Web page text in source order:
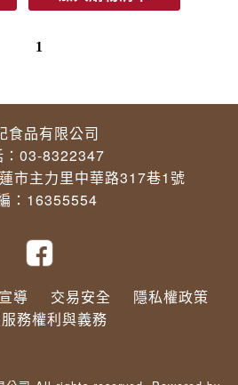
1
食品有限公司
：03-8322347
市主力里中華路317巷1號
：16355554
導 交易安全
隱私權政策
務權利與義務